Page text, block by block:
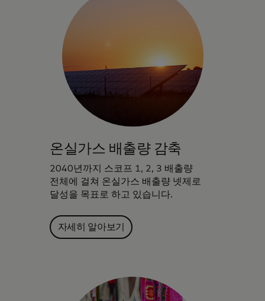
온실가스 배출량 감축
2040년까지 스코프 1, 2, 3 배출량
전체에 걸쳐 온실가스 배출량 넷제로
달성을 목표로 하고 있습니다.
자세히 알아보기